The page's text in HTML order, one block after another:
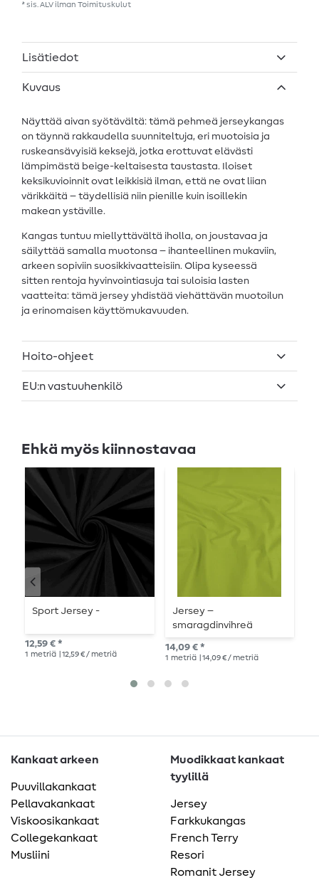
* sis. ALV ilman Toimituskulut
Lisätiedot
Kuvaus
Näyttää aivan syötävältä: tämä pehmeä jerseykangas
on täynnä rakkaudella suunniteltuja, eri muotoisia ja
ruskeansävyisiä keksejä, jotka erottuvat elävästi
lämpimästä beige-keltaisesta taustasta. Iloiset
keksikuvioinnit ovat leikkisiä ilman, että ne ovat liian
värikkäitä – täydellisiä niin pienille kuin isoillekin
makean ystäville.
Kangas tuntuu miellyttävältä iholla, on joustavaa ja
säilyttää samalla muotonsa – ihanteellinen mukaviin,
arkeen sopiviin suosikkivaatteisiin. Olipa kyseessä
sitten rentoja hyvinvointiasuja tai suloisia lasten
vaatteita: tämä jersey yhdistää viehättävän muotoilun
ja erinomaisen käyttömukavuuden.
Hoito-ohjeet
EU:n vastuuhenkilö
Ehkä myös kiinnostavaa
Sport Jersey -
12,59 € *
1 metriä | 12,59 € / metriä
Jersey –
smaragdinvihreä
14,09 € *
1 metriä | 14,09 € / metriä
Kankaat arkeen
Puuvillakankaat
Pellavakankaat
Viskoosikankaat
Collegekankaat
Musliini
Muodikkaat kankaat
tyylillä
Jersey
Farkkukangas
French Terry
Resori
Romanit Jersey